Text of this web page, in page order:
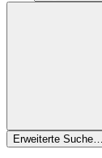
Erweiterte Suche…